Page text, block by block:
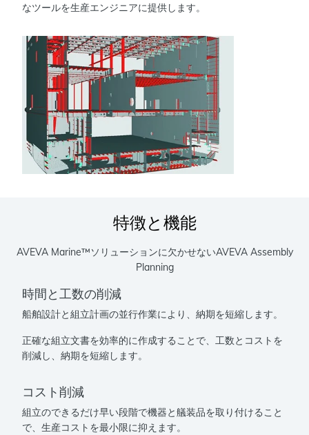
なツールを生産エンジニアに提供します。
特徴と機能
AVEVA Marine™ソリューションに欠かせないAVEVA Assembly
Planning
時間と工数の削減
船舶設計と組立計画の並行作業により、納期を短縮します。
正確な組立文書を効率的に作成することで、工数とコストを
削減し、納期を短縮します。
コスト削減
組立のできるだけ早い段階で機器と艤装品を取り付けること
で、生産コストを最小限に抑えます。